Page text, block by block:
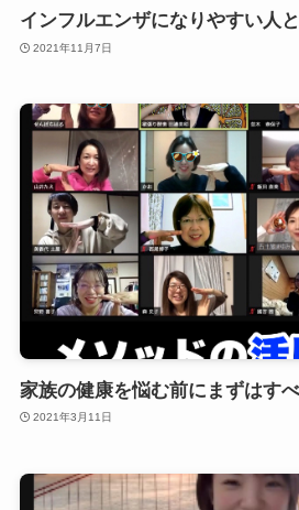
インフルエンザになりやすい人
2021年11月7日
家族の健康を悩む前にまずはす
2021年3月11日